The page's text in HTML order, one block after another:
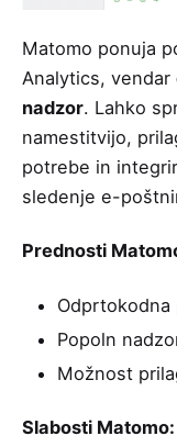
Matomo ponuja
Analytics, vendar
nadzor. Lahko
namestitvijo,
potrebe in
sledenje e-
Prednosti
Odprtokodna
Popoln
Možnost
Slabosti Matomo: